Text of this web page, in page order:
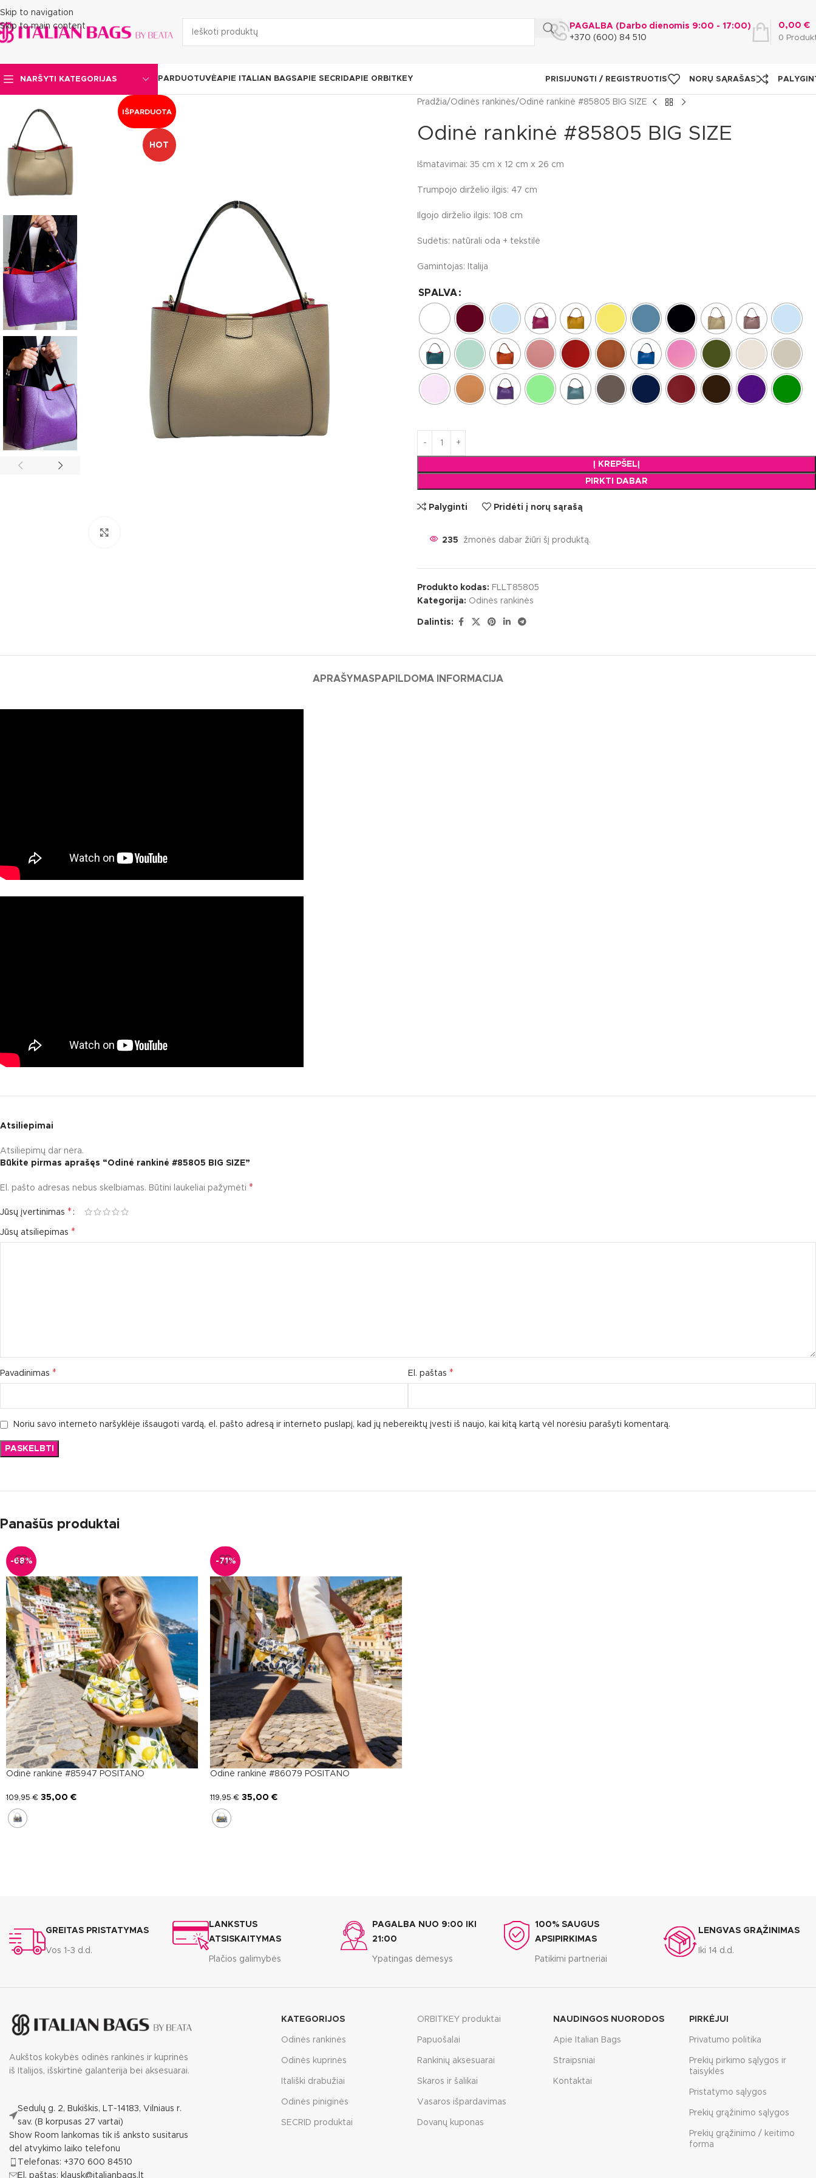
Skip to navigation
Skip to main content
PAGALBA (Darbo dienomis 9:00 - 17:00)
+370 (600) 84 510
0
0,00 €
NARŠYTI KATEGORIJAS PARDUOTUVĖAPIE ITALIAN BAGSAPIE SECRIDAPIE ORBITKEY PRISIJUNGTI / REGISTRUOTIS NORŲ SĄRAŠAS
IŠPARDUOTA
HOT
Pradžia Odinės rankinės Odinė rankinė #85805 BIG SIZE
Odinė rankinė #85805 BIG SIZE
Išmatavimai: 35 cm x 12 cm x 26 cm
Trumpojo dirželio ilgis: 47 cm
Ilgojo dirželio ilgis: 108 cm
Sudėtis: natūrali oda + tekstilė
Gamintojas: Italija
SPALVA
Į KREPŠELĮ
PIRKTI DABAR
Palyginti Pridėti į norų sąrašą
235 žmonės dabar žiūri šį produktą.
Produkto kodas: FLLT85805
Kategorija: Odinės rankinės
Dalintis:
APRAŠYMASPAPILDOMA INFORMACIJA
Atsiliepimai
Atsiliepimų dar nėra.
Būkite pirmas aprašęs “Odinė rankinė #85805 BIG SIZE”
El. pašto adresas nebus skelbiamas. Būtini laukeliai pažymėti *
Jūsų įvertinimas *
Jūsų atsiliepimas *
Pavadinimas * El. paštas *
Noriu savo interneto naršyklėje išsaugoti vardą, el. pašto adresą ir interneto puslapį, kad jų nebereiktų įvesti iš naujo, kai kitą kartą vėl norėsiu parašyti komentarą.
Panašūs produktai
-68%
Odinė rankinė #85947 POSITANO
109,95€ 35,00 €
-71%
Odinė rankinė #86079 POSITANO
119,95€ 35,00 €
GREITAS PRISTATYMAS
Vos 1-3 d.d.
LANKSTUS
ATSISKAITYMAS
Plačios galimybės
PAGALBA NUO 9:00 IKI
21:00
Ypatingas dėmesys
100% SAUGUS
APSIPIRKIMAS
Patikimi partneriai
LENGVAS GRĄŽINIMAS
Iki 14 d.d.
Aukštos kokybės odinės rankinės ir kuprinės
iš Italijos, išskirtinė galanterija bei aksesuarai.
Sedulų g. 2, Bukiškis, LT-14183, Vilniaus r.
sav. (B korpusas 27 vartai)
Show Room lankomas tik iš anksto susitarus
dėl atvykimo laiko telefonu
Telefonas: +370 600 84510
El. paštas: klausk@italianbags.lt
KATEGORIJOS
Odinės rankinės
Odinės kuprinės
Itališki drabužiai
Odinės piniginės
SECRID produktai
ORBITKEY produktai
Papuošalai
Rankinių aksesuarai
Skaros ir šalikai
Vasaros išpardavimas
Dovanų kuponas
NAUDINGOS NUORODOS
Apie Italian Bags
Straipsniai
Kontaktai
PIRKĖJUI
Privatumo politika
Prekių pirkimo sąlygos ir
taisyklės
Pristatymo sąlygos
Prekių grąžinimo sąlygos
Prekių grąžinimo / keitimo
forma